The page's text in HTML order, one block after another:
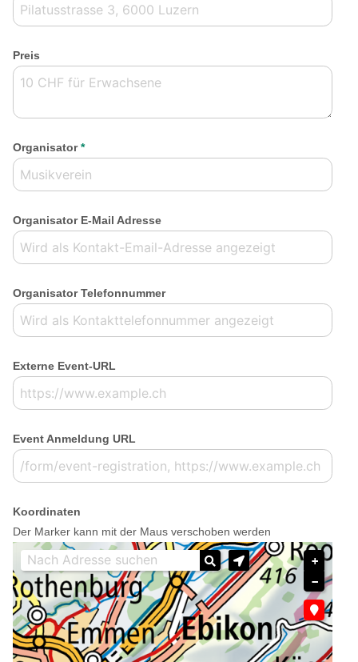
Preis
Organisator *
Organisator E-Mail Adresse
Organisator Telefonnummer
Externe Event-URL
Event Anmeldung URL
Koordinaten
Der Marker kann mit der Maus verschoben werden
+
−